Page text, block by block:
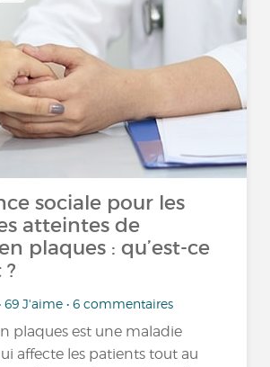
sociale pour les
atteintes de
plaques : qu’est-ce
?
69 J'aime • 6 commentaires
plaques est une maladie
affecte les patients tout au